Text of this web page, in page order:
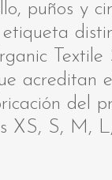
puños y
Textile
acreditan
del
XS, S, M,